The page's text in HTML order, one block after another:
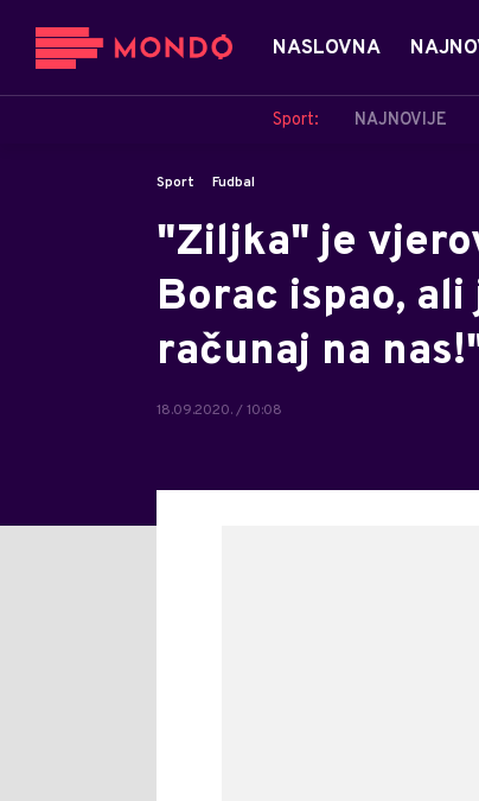
NASLOVNA
Sport: NAJNOVIJE
Sport Fudbal
"Ziljka" je
Borac ispao,
računaj na
18.09.2020. / 10:08